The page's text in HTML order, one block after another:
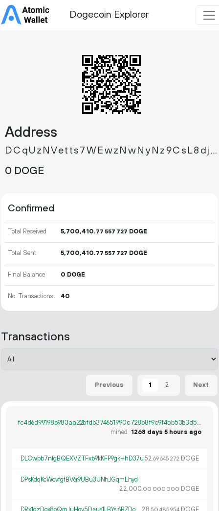
Dogecoin Explorer
Address
DCqUzNVetts7WEwzNwNyNz9CsL8djKr7Kb
0 DOGE
Confirmed
Total Received 5 700 410.77 557 727 DOGE
Total Sent 5 700 410.77 557 727 DOGE
Final Balance 0 DOGE
No. Transactions 40
Transactions
Previous 1 2 Next
fc4d6d99198b983aa22bfdb374651990c728b8f9c9f45b53b3d51fbfb03c30a5
mined
1268 days 5 hours ago
DLCwbb7nfgBQEXVZTFxb9kKFP9gkHhD37u52.69645 272 DOGE
DPsKdqKcWcvfgfBV6r9UBu3UNhJGqmLhyd
22 000.00 000 000 DOGE